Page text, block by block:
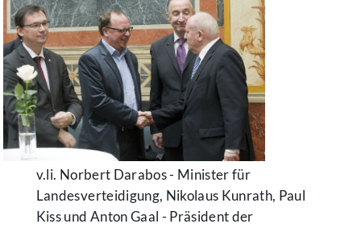
v.li. Norbert Darabos - Minister für
Landesverteidigung, Nikolaus Kunrath, Paul
Kiss und Anton Gaal - Präsident der